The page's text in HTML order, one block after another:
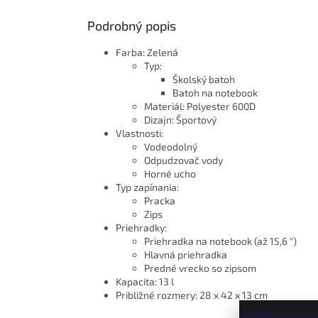
Podrobný popis
Farba: Zelená
Typ:
Školský batoh
Batoh na notebook
Materiál: Polyester 600D
Dizajn: Športový
Vlastnosti:
Vodeodolný
Odpudzovač vody
Horné ucho
Typ zapínania:
Pracka
Zips
Priehradky:
Priehradka na notebook (až 15,6 ")
Hlavná priehradka
Predné vrecko so zipsom
Kapacita: 13 l
Približné rozmery: 28 x 42 x 13 cm